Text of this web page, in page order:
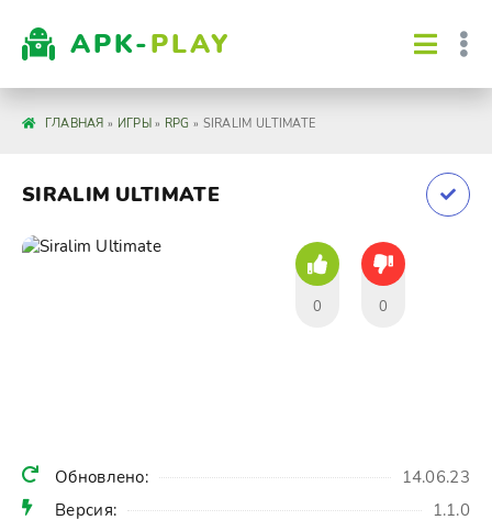
APK-PLAY
ГЛАВНАЯ » ИГРЫ» RPG » SIRALIM ULTIMATE
SIRALIM ULTIMATE
Обновлено:
14.06.23
Версия:
1.1.0
0 0